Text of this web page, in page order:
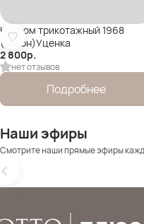
Костюм трикотажный 1968
(визон)Уценка
2 800р.
нет отзывов
Подробнее
Наши эфиры
Смотрите наши прямые эфиры